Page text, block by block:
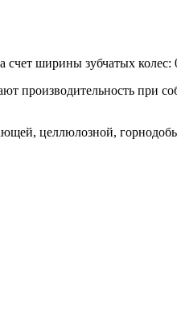
ширины зубчатых колес:
производительность при
целлюлозной,